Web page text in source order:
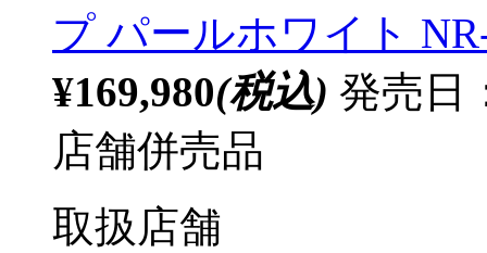
プ パールホワイト
¥169,980(税込) 発売日
店舗併売品
取扱店舗